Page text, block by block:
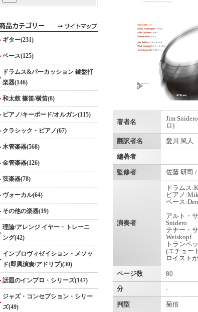
ギター(231)
ベース(125)
ドラムス&パーカッション 鍵盤打
楽器(146)
和太鼓 篠笛/横笛(8)
ピアノ/キーボード/オルガン(115)
クラシック・ピアノ(67)
木管楽器(568)
金管楽器(126)
弦楽器(78)
ヴォーカル(64)
その他の楽器(19)
理論/アレンジ イヤー・トレーニ
ング(42)
インプロヴィゼイション・メソッ
ド(即興演奏/アドリブ)(30)
話題のインプロ・シリーズ(147)
ジャズ・コンセプション・シリー
ズ(49)
著者名
Jim
ロ)
翻訳者名 愛川 篤人
編著者 -
監修者 佐藤 研司 /
演奏者
ドラムス
ピアノ
ベース
アルト・
Snidero
テナー・
Weiskopf
トランペ
(エチュー
ロイスト
ページ数 80
分 -
判型 菊倍